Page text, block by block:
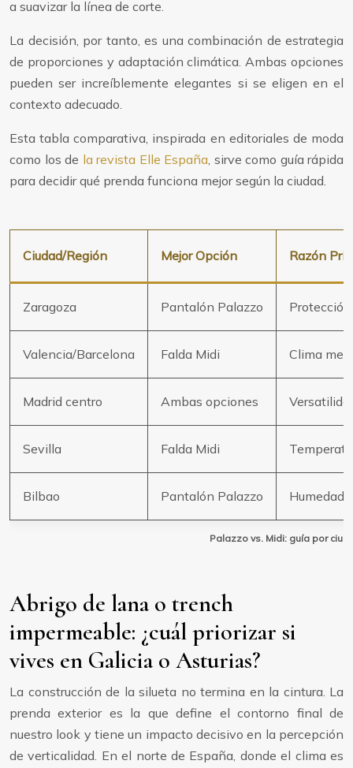
a suavizar la línea de corte.
La decisión, por tanto, es una combinación de estrategia
de proporciones y adaptación climática. Ambas opciones
pueden ser increíblemente elegantes si se eligen en el
contexto adecuado.
Esta tabla comparativa, inspirada en editoriales de moda
como los de la revista Elle España, sirve como guía rápida
para decidir qué prenda funciona mejor según la ciudad.
Palazzo vs. Midi: guía por
Ciudad/Región Mejor Opción Razón
Zaragoza Pantalón Palazzo
Valencia/Barcelona Falda Midi Clima
Madrid centro Ambas opciones
Sevilla Falda Midi
Bilbao Pantalón Palazzo Humedad
Abrigo de lana o trench
impermeable: ¿cuál priorizar si
vives en Galicia o Asturias?
La construcción de la silueta no termina en la cintura. La
prenda exterior es la que define el contorno final de
nuestro look y tiene un impacto decisivo en la percepción
de verticalidad. En el norte de España, donde el clima es